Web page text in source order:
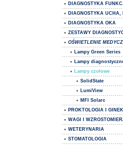
• DIAGNOSTYKA
• DIAGNOSTYKA
• DIAGNOSTYKA OKA
• ZESTAWY
• OŚWIETLENIE
• Lampy Green Series
• Lampy
• Lampy czołowe
• SolidState
• LumiView
• MFI Solarc
• PROKTOLOGIA I
• WAGI I
• WETERYNARIA
• STOMATOLOGIA